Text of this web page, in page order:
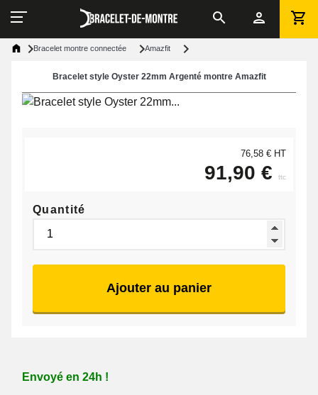
Bracelet montre connectée Amazfit
Bracelet style Oyster 22mm Argenté montre Amazfit
76,58 € HT
91,90 € ttc
Quantité
Ajouter au panier
Envoyé en 24h !